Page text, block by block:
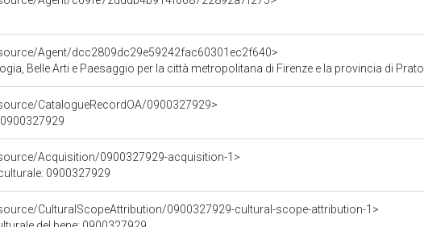
Agent/dcc2809dc29e59242fac60301ec2f640>
Belle Arti e Paesaggio per la città metropolitana di Firenze e la provincia di Prato
CatalogueRecordOA/0900327929>
Acquisition/0900327929-acquisition-1>
0900327929
CulturalScopeAttribution/0900327929-cultural-scope-attribution-1>